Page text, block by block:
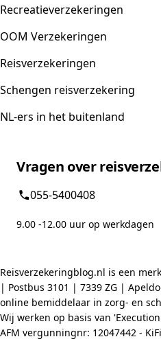
Recreatieverzekeringen
OOM Verzekeringen
Reisverzekeringen
Schengen reisverzekering
NL-ers in het buitenland
Vragen over
055-5400408
9.00 -12.00 uur op werkdagen
Reisverzekeringblog.nl is een
| Postbus 3101 | 7339 ZG |
online bemiddelaar in zorg- en
Wij werken op basis van
AFM vergunningnr: 12047442 -